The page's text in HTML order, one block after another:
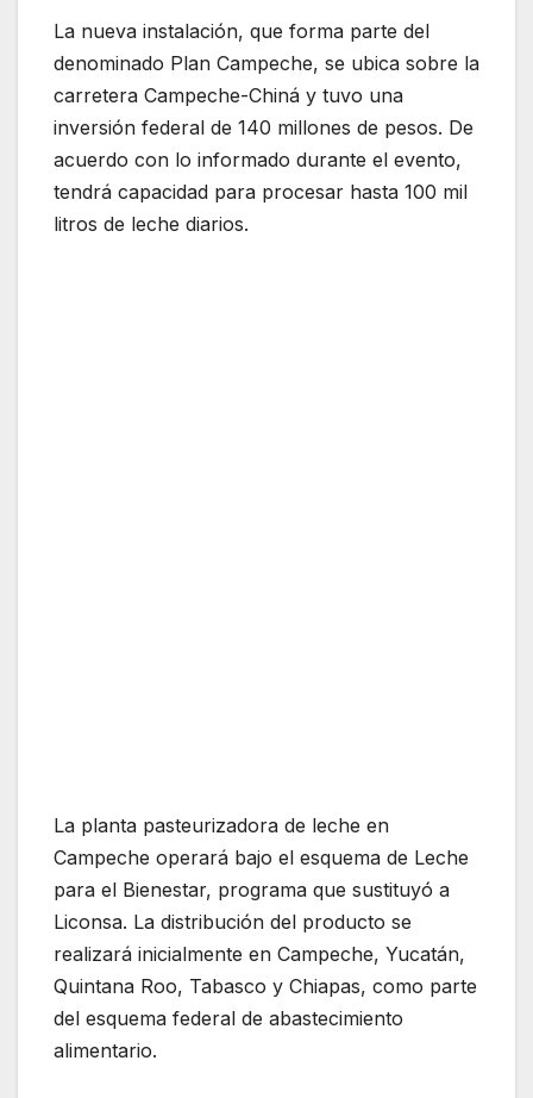
La nueva instalación, que forma parte del
denominado Plan Campeche, se ubica sobre la
carretera Campeche-Chiná y tuvo una
inversión federal de 140 millones de pesos. De
acuerdo con lo informado durante el evento,
tendrá capacidad para procesar hasta 100 mil
litros de leche diarios.
La planta pasteurizadora de leche en
Campeche operará bajo el esquema de Leche
para el Bienestar, programa que sustituyó a
Liconsa. La distribución del producto se
realizará inicialmente en Campeche, Yucatán,
Quintana Roo, Tabasco y Chiapas, como parte
del esquema federal de abastecimiento
alimentario.